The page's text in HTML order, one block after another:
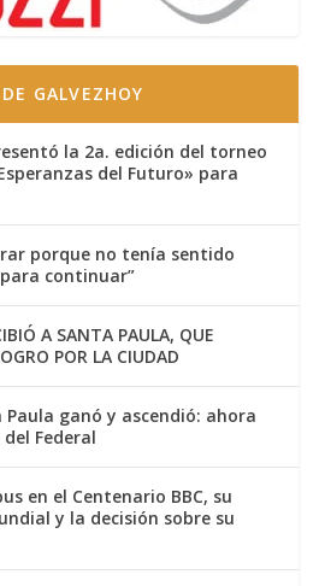
GALVEZHOY
la 2a. edición del torneo
del Futuro» para
porque no tenía sentido
continuar”
A SANTA PAULA, QUE
POR LA CIUDAD
Paula ganó y ascendió: ahora
Federal
en el Centenario BBC, su
y la decisión sobre su